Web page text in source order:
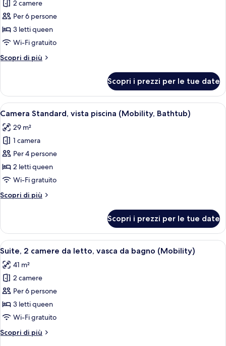
per
Suite,
2
camere
letto
2 camere
Per 6 persone
3 letti queen
Wi-Fi gratuito
Scopri di più
Altri
2
camere
da
(Water
View)
Scopri i prezzi per le tue date
Apri
tutte
le
foto
per
Camera
Standard,
piscina
Camera d'albergo con due letti,
5
Camera Standard, vista piscina (Mobility, Bathtub)
29 m²
1 camera
Per 4 persone
2 letti queen
Wi-Fi gratuito
Scopri di più
Altri
Standard,
vista
piscina
Bathtub)
Scopri i prezzi per le tue date
Apri
tutte
le
foto
per
Suite,
2
da
Camera d'albergo con due letti, un
4
Suite, 2 camere da letto, vasca da bagno (Mobility)
41 m²
2 camere
Per 6 persone
3 letti queen
Wi-Fi gratuito
Scopri di più
Altri